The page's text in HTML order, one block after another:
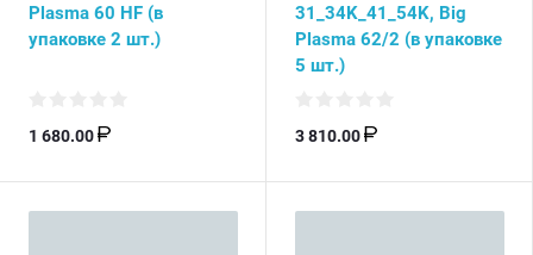
Plasma 60 HF (в
упаковке 2 шт.)
1 680.00
31_34K_41_54K, Big
Plasma 62/2 (в упаковке
5 шт.)
3 810.00